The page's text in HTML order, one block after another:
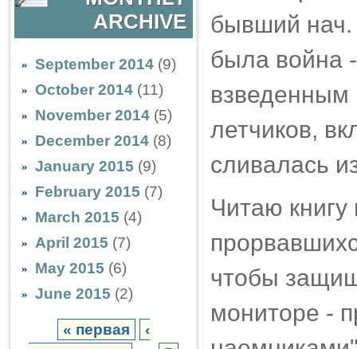
ARCHIVE
September 2014 (9)
October 2014 (11)
November 2014 (5)
December 2014 (8)
January 2015 (9)
February 2015 (7)
March 2015 (4)
April 2015 (7)
May 2015 (6)
June 2015 (2)
« первая
‹
бывший нач.
была война
взведенным
летчиков,
сливалась
Читаю
чтобы
мониторе -